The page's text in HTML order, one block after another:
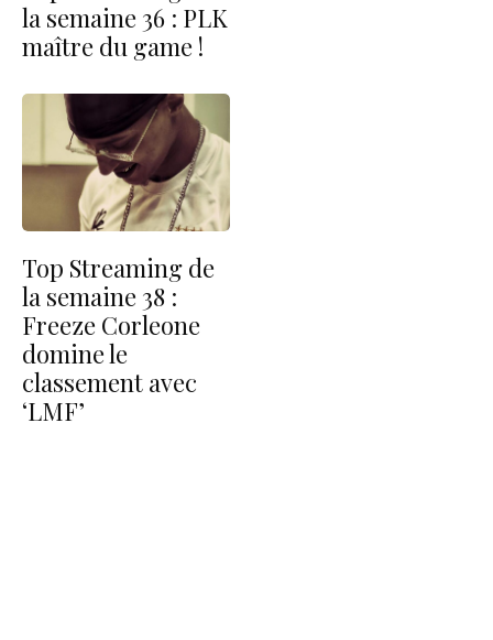
la semaine 36 : PLK
maître du game !
Top Streaming de
la semaine 38 :
Freeze Corleone
domine le
classement avec
‘LMF’